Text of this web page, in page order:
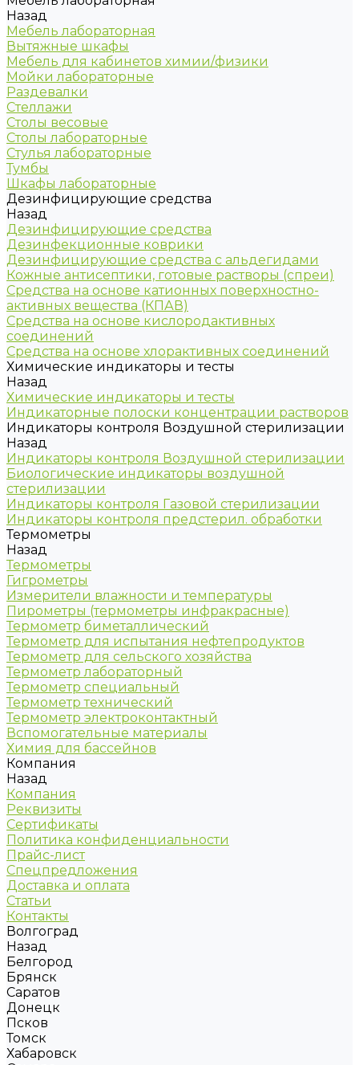
Назад
Мебель лабораторная
Вытяжные шкафы
Мебель для кабинетов химии/физики
Мойки лабораторные
Раздевалки
Стеллажи
Столы весовые
Столы лабораторные
Стулья лабораторные
Тумбы
Шкафы лабораторные
Дезинфицирующие средства
Назад
Дезинфицирующие средства
Дезинфекционные коврики
Дезинфицирующие средства с альдегидами
Кожные антисептики, готовые растворы (спреи)
Средства на основе катионных поверхностно-
активных вещества (КПАВ)
Средства на основе кислородактивных
соединений
Средства на основе хлорактивных соединений
Химические индикаторы и тесты
Назад
Химические индикаторы и тесты
Индикаторные полоски концентрации растворов
Индикаторы контроля Воздушной стерилизации
Назад
Индикаторы контроля Воздушной стерилизации
Биологические индикаторы воздушной
стерилизации
Индикаторы контроля Газовой стерилизации
Индикаторы контроля предстерил. обработки
Термометры
Назад
Термометры
Гигрометры
Измерители влажности и температуры
Пирометры (термометры инфракрасные)
Термометр биметаллический
Термометр для испытания нефтепродуктов
Термометр для сельского хозяйства
Термометр лабораторный
Термометр специальный
Термометр технический
Термометр электроконтактный
Вспомогательные материалы
Химия для бассейнов
Компания
Назад
Компания
Реквизиты
Сертификаты
Политика конфиденциальности
Прайс-лист
Спецпредложения
Доставка и оплата
Статьи
Контакты
Волгоград
Назад
Белгород
Брянск
Саратов
Донецк
Псков
Томск
Хабаровск